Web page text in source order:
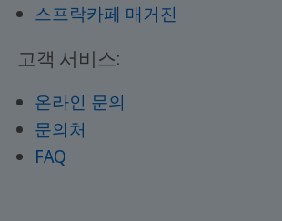
스프락카페 매거진
고객 서비스:
온라인 문의
문의처
FAQ